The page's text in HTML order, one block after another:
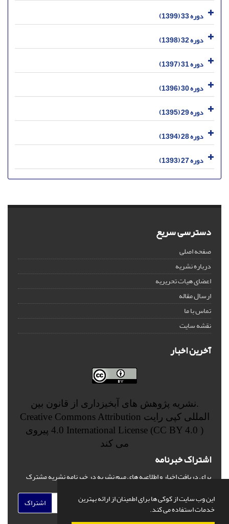
این وب سایت از کوکی ها برای اطمینان از ارائه بهترین
خدمات استفاده می کند.
دوره 33 (1399)
دوره 32 (1398)
دوره 31 (1397)
دوره 30 (1396)
دوره 29 (1395)
دوره 28 (1394)
دوره 27 (1393)
دسترسی سریع
صفحه اصلی
درباره نشریه
اعضای هیات تحریریه
ارسال مقاله
تماس با ما
نقشه سایت
آخرین اخبار
.نشریه پژوهش های آبخیزداری از قانون بین
المللی کپی رایت Creative Commons Attribution
4.0 International License (CC BY 4.0 ) پیروی
می کند
اشتراک خبرنامه
برای دریافت اخبار و اطلاعیه های مهم نشریه در خبرنامه نشریه مشترک
اشتراک